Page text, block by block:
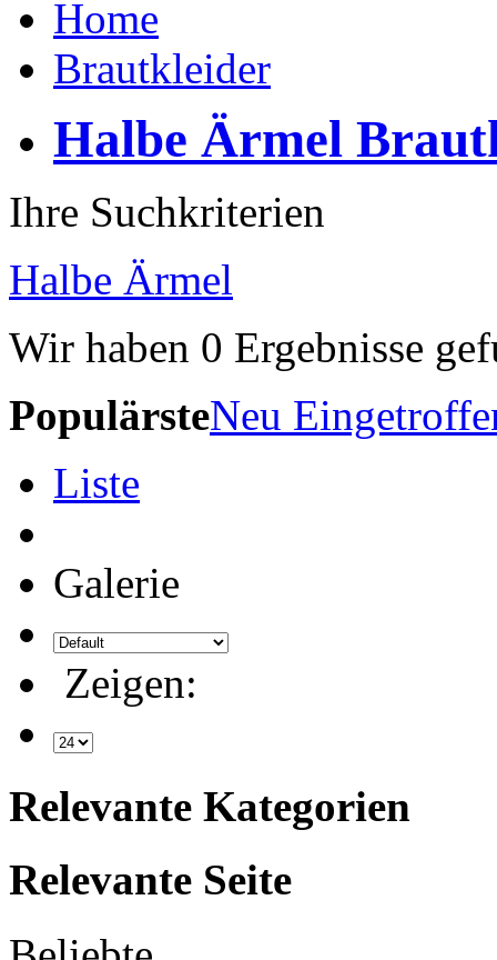
Home
Brautkleider
Halbe Ärmel
Ihre Suchkriterien
Halbe Ärmel
Wir haben 0 Ergebnisse
PopulärsteNeu
Liste
Galerie
Zeigen:
Relevante Kategorien
Relevante Seite